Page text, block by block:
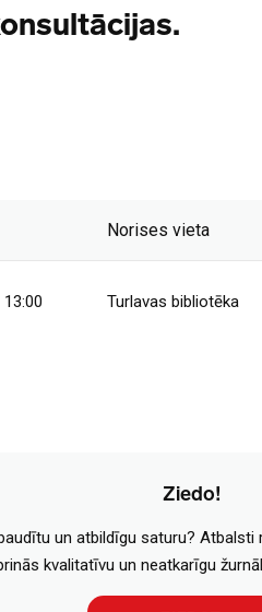
Norises vieta
Turlavas bibliotēka
Ziedo!
un atbildīgu saturu? Atbalsti
kvalitatīvu un neatkarīgu